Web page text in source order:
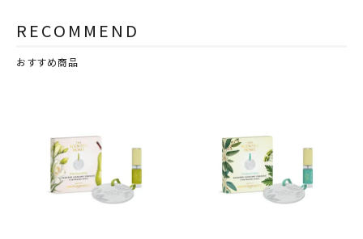
RECOMMEND
おすすめ商品